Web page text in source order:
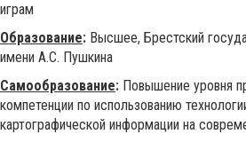
играм
Образование: Высшее, Брестский
имени А.С. Пушкина
Самообразование: Повышение уровня
компетенции по использованию
картографической информации на